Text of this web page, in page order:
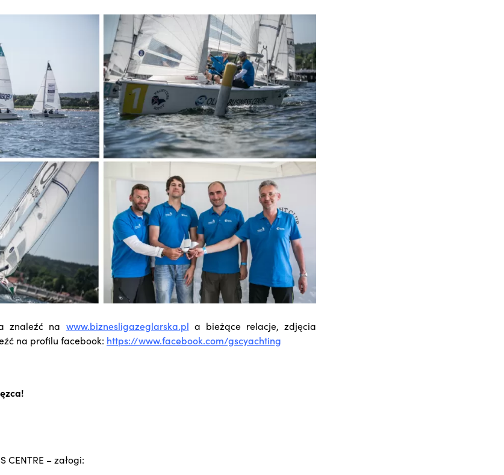
znaleźć na www.biznesligazeglarska.pl a bieżące relacje, zdjęcia
na profilu facebook: https://www.facebook.com/gscyachting
CENTRE – załogi: